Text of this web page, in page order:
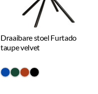
Draaibare stoel Furtado
taupe velvet
#0648a8
#154734
#ac3c17
#000000